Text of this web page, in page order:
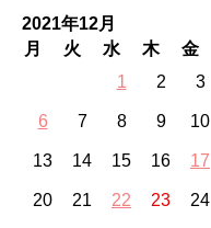
2021年12月
月
火 水 木 金
1
2 3
6 7 8 9 10
13 14 15 16 17
20 21 22 23 24